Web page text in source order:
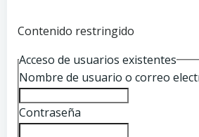
Contenido restringido
Acceso de usuarios existentes
Nombre de usuario o correo
Contraseña